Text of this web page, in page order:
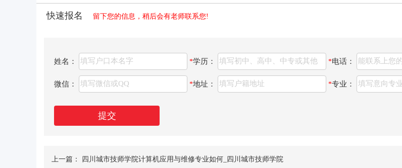
快速报名 留下您的信息，稍后会有老师联系您!
姓名： *学历： *电话：
微信： *地址： *专业：
提交
上一篇： 四川城市技师学院计算机应用与维修专业如何_四川城市技师学院